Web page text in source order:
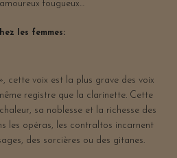
fougueux…
les femmes:
cette voix est la plus grave des voix
registre que la clarinette. Cette
sa noblesse et la richesse des
les opéras, les contraltos incarnent
des sorcières ou des gitanes.